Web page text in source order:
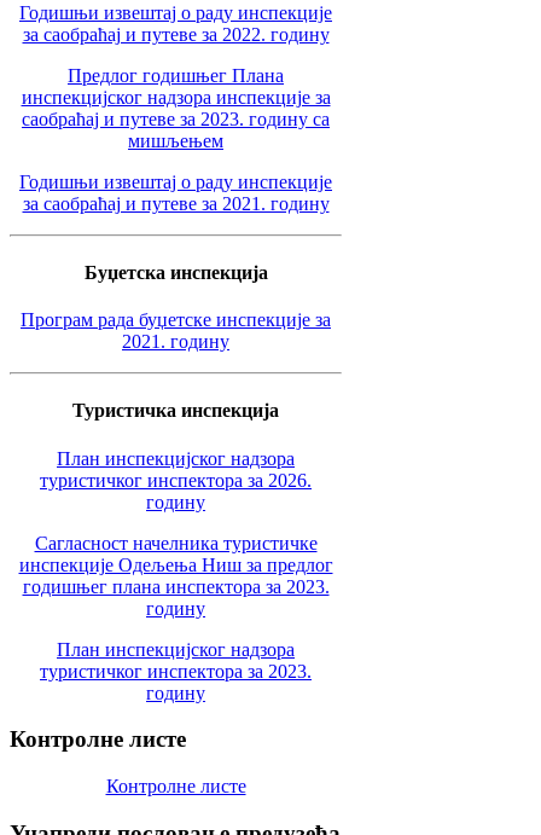
Годишњи извештај о раду инспекције
за саобраћај и путеве за 2022. годину
Предлог годишњег Плана
инспекцијског надзора инспекције за
саобраћај и путеве за 2023. годину са
мишљењем
Годишњи извештај о раду инспекције
за саобраћај и путеве за 2021. годину
Буџетска инспекција
Програм рада буџетске инспекције за
2021. годину
Туристичка инспекција
План инспекцијског надзора
туристичког инспектора за 2026.
годину
Сагласност начелника туристичке
инспекције Одељења Ниш за предлог
годишњег плана инспектора за 2023.
годину
План инспекцијског надзора
туристичког инспектора за 2023.
годину
Контролне листе
Контролне листе